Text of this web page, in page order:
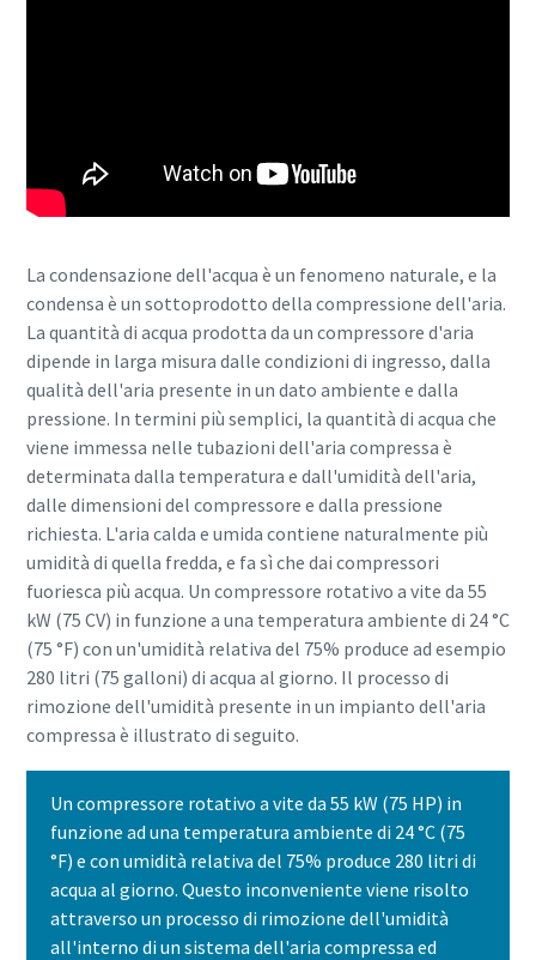
10 passaggi verso una produzione più
ecologica ed efficiente
ecologica: tutto quello che c'è da sapere
Per saperne di più
La condensazione dell'acqua è un fenomeno naturale, e la
condensa è un sottoprodotto della compressione dell'aria.
La quantità di acqua prodotta da un compressore d'aria
dipende in larga misura dalle condizioni di ingresso, dalla
qualità dell'aria presente in un dato ambiente e dalla
pressione. In termini più semplici, la quantità di acqua che
viene immessa nelle tubazioni dell'aria compressa è
determinata dalla temperatura e dall'umidità dell'aria,
dalle dimensioni del compressore e dalla pressione
richiesta. L'aria calda e umida contiene naturalmente più
umidità di quella fredda, e fa sì che dai compressori
fuoriesca più acqua. Un compressore rotativo a vite da 55
kW (75 CV) in funzione a una temperatura ambiente di 24 °C
(75 °F) con un'umidità relativa del 75% produce ad esempio
280 litri (75 galloni) di acqua al giorno. Il processo di
rimozione dell'umidità presente in un impianto dell'aria
compressa è illustrato di seguito.
Un compressore rotativo a vite da 55 kW (75 HP) in
funzione ad una temperatura ambiente di 24 °C (75
°F) e con umidità relativa del 75% produce 280 litri di
acqua al giorno. Questo inconveniente viene risolto
attraverso un processo di rimozione dell'umidità
all'interno di un sistema dell'aria compressa ed